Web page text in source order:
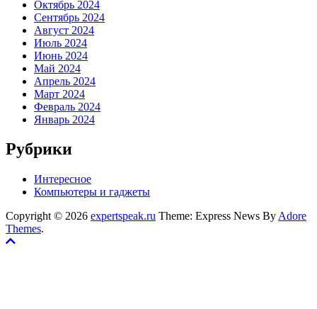
Октябрь 2024
Сентябрь 2024
Август 2024
Июль 2024
Июнь 2024
Май 2024
Апрель 2024
Март 2024
Февраль 2024
Январь 2024
Рубрики
Интересное
Компьютеры и гаджеты
Copyright © 2026 expertspeak.ru Theme: Express News By Adore
Themes.